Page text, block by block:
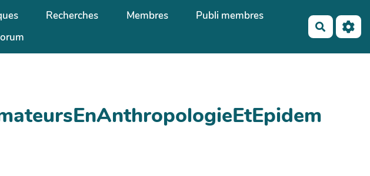
Recherches Membres
Publi membres